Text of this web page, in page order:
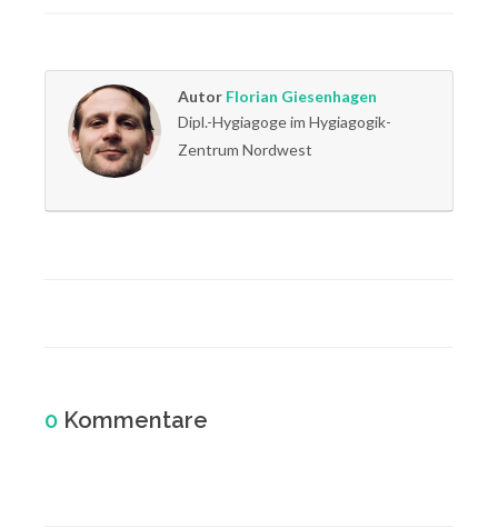
Autor Florian Giesenhagen
Dipl.-Hygiagoge im Hygiagogik-
Zentrum Nordwest
0 Kommentare